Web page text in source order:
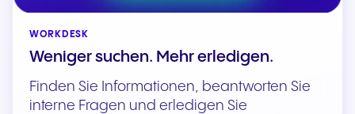
WORKDESK
Weniger suchen. Mehr erledigen.
Finden Sie Informationen, beantworten Sie
interne Fragen und erledigen Sie